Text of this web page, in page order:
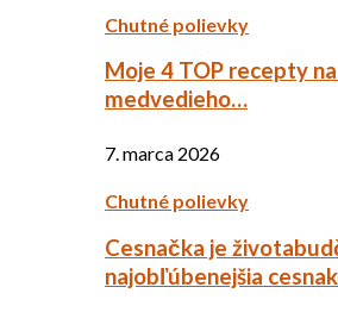
Chutné polievky
Moje 4 TOP recepty
medvedieho…
7. marca 2026
Chutné polievky
Cesnačka je
najobľúbenejšia